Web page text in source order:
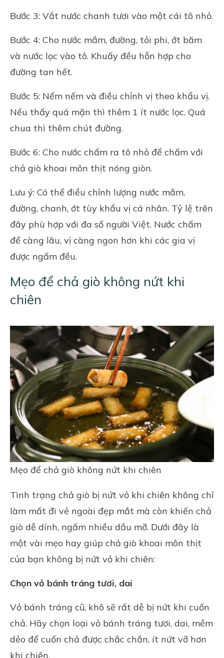
Bước 3: Vắt nước chanh tươi vào một cái tô nhỏ.
Bước 4: Cho nước mắm, đường, tỏi phi, ớt băm
và nước lọc vào tô. Khuấy đều hỗn hợp cho
đường tan hết.
Bước 5: Nếm nếm và điều chỉnh vị theo khẩu vị.
Nếu thấy quá mặn thì thêm 1 ít nước lọc. Quá
chua thì thêm chút đường.
Bước 6: Cho nước chấm ra tô nhỏ để chấm với
chả giò khoai môn thịt nóng giòn.
Lưu ý: Có thể điều chỉnh lượng nước mắm,
đường, chanh, ớt tùy khẩu vị cá nhân. Tỷ lệ trên
đây phù hợp với đa số người Việt. Nước chấm
để càng lâu, vị càng ngon hơn khi các gia vị
được ngấm đều.
Mẹo để chả giò không nứt khi
chiên
Mẹo để chả giò không nứt khi chiên
Tình trạng chả giò bị nứt vỏ khi chiên không chỉ
làm mất đi vẻ ngoài đẹp mắt mà còn khiến chả
giò dễ dính, ngấm nhiều dầu mỡ. Dưới đây là
một vài mẹo hay giúp chả giò khoai môn thịt
của bạn không bị nứt vỏ khi chiên:
Chọn vỏ bánh tráng tươi, dai
Vỏ bánh tráng cũ, khô sẽ rất dễ bị nứt khi cuốn
chả. Hãy chọn loại vỏ bánh tráng tươi, dai, mềm
dẻo để cuốn chả được chắc chắn, ít nứt vỡ hơn
khi chiên.